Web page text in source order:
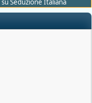
su Seduzione Italiana